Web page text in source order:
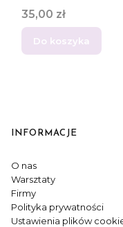
Cena
35,00 zł
Do koszyka
Linki w stopce
INFORMACJE
O nas
Warsztaty
Firmy
Polityka prywatności
Ustawienia plików